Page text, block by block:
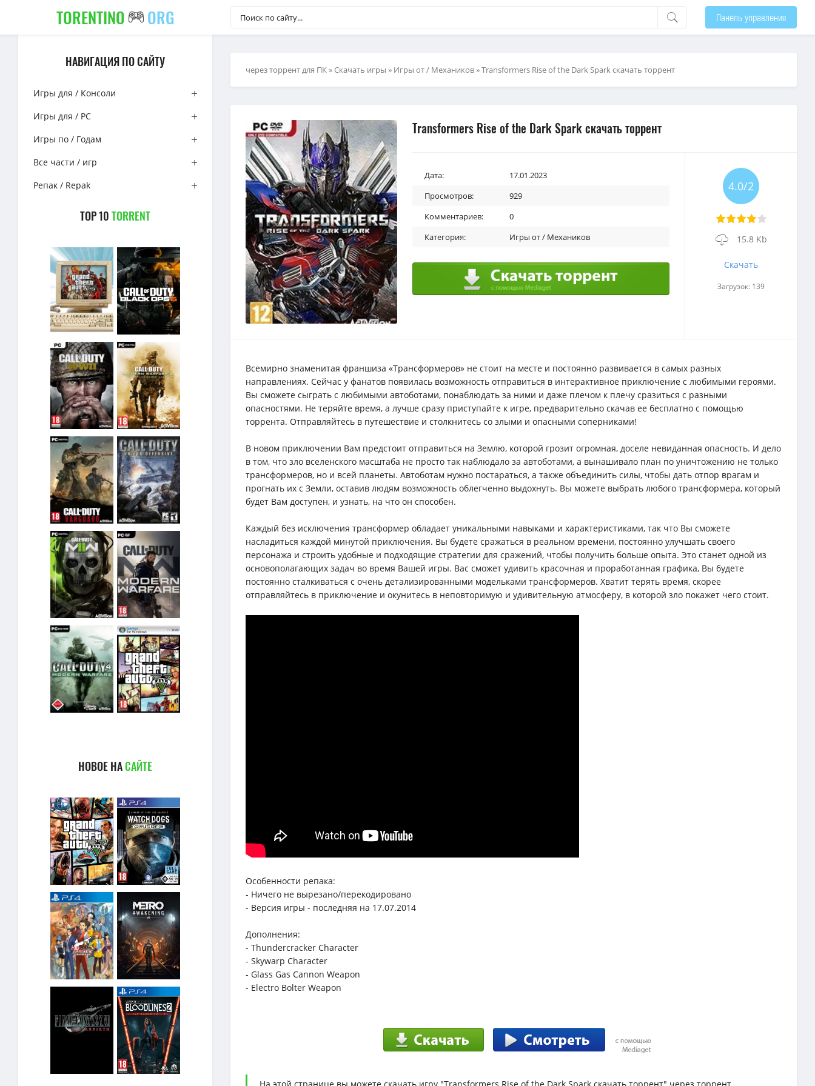
TORENTINO ORG Панель управления
НАВИГАЦИЯ ПО САЙТУ
Игры для / Консоли
Игры для / PC
Игры по / Годам
Все части / игр
Репак / Repak
TOP 10TORRENT
НОВОЕ НАСАЙТЕ
через торрент для ПК»Скачать игры » Игры от / Механиков» Transformers Rise of the Dark Spark скачать торрент
Transformers Rise of the Dark Spark скачать торрент
Дата:
17.01.2023
Просмотров:
929
Комментариев:
0
Категория:
Игры от / Механиков
4.0/2
15.8 Kb
Скачать
Загрузок: 139
Всемирно знаменитая франшиза «Трансформеров» не стоит на месте и постоянно развивается в самых разных
направлениях. Сейчас у фанатов появилась возможность отправиться в интерактивное приключение с любимыми героями.
Вы сможете сыграть с любимыми автоботами, понаблюдать за ними и даже плечом к плечу сразиться с разными
опасностями. Не теряйте время, а лучше сразу приступайте к игре, предварительно скачав ее бесплатно с помощью
торрента. Отправляйтесь в путешествие и столкнитесь со злыми и опасными соперниками!
В новом приключении Вам предстоит отправиться на Землю, которой грозит огромная, доселе невиданная опасность. И дело
в том, что зло вселенского масштаба не просто так наблюдало за автоботами, а вынашивало план по уничтожению не только
трансформеров, но и всей планеты. Автоботам нужно постараться, а также объединить силы, чтобы дать отпор врагам и
прогнать их с Земли, оставив людям возможность облегченно выдохнуть. Вы можете выбрать любого трансформера, который
будет Вам доступен, и узнать, на что он способен.
Каждый без исключения трансформер обладает уникальными навыками и характеристиками, так что Вы сможете
насладиться каждой минутой приключения. Вы будете сражаться в реальном времени, постоянно улучшать своего
персонажа и строить удобные и подходящие стратегии для сражений, чтобы получить больше опыта. Это станет одной из
основополагающих задач во время Вашей игры. Вас сможет удивить красочная и проработанная графика, Вы будете
постоянно сталкиваться с очень детализированными модельками трансформеров. Хватит терять время, скорее
отправляйтесь в приключение и окунитесь в неповторимую и удивительную атмосферу, в которой зло покажет чего стоит.
Особенности репака:
- Ничего не вырезано/перекодировано
- Версия игры - последняя на 17.07.2014
Дополнения:
- Thundercracker Character
- Skywarp Character
- Glass Gas Cannon Weapon
- Electro Bolter Weapon